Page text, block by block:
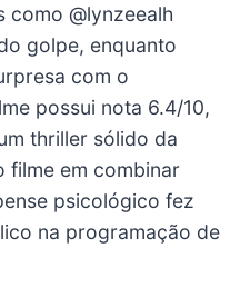
como @lynzeealh
golpe, enquanto
com o
possui nota 6.4/10,
thriller sólido da
filme em combinar
psicológico fez
na programação de